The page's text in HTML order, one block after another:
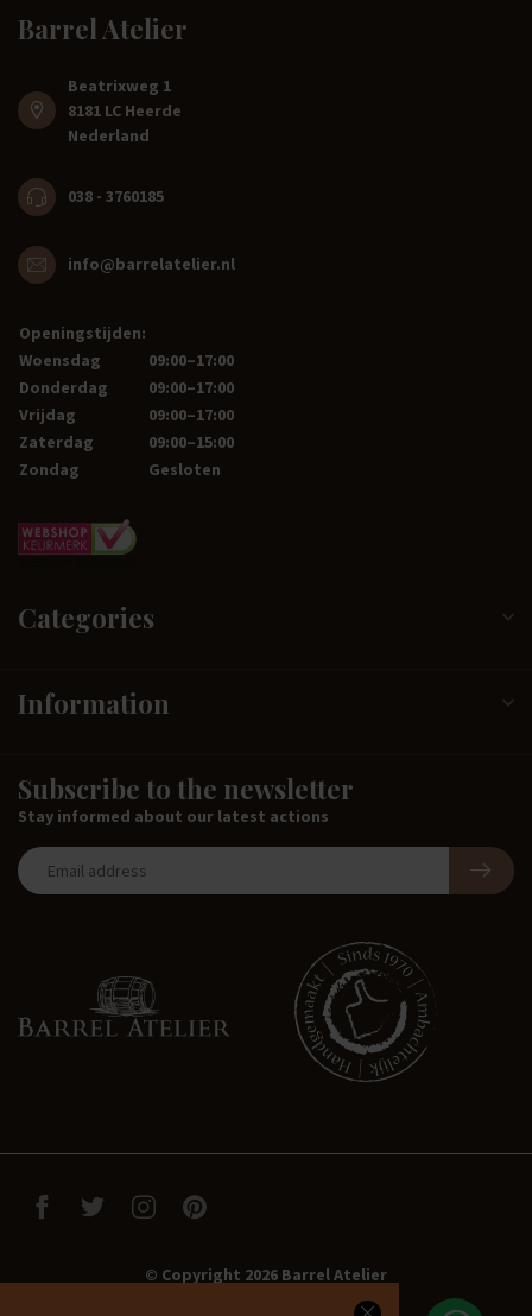
Barrel Atelier
Beatrixweg 1
8181 LC Heerde
Nederland
038 - 3760185
info@barrelatelier.nl
Openingstijden:
Woensdag
09:00–17:00
Donderdag
09:00–17:00
Vrijdag
09:00–17:00
Zaterdag
09:00–15:00
Zondag
Gesloten
Categories
Information
Subscribe to the newsletter
Stay informed about our latest actions
© Copyright 2026 Barrel Atelier